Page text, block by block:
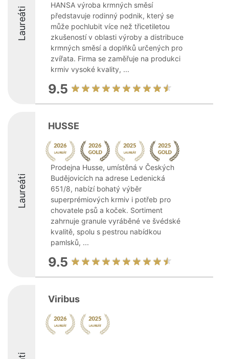
Laureáti
HANSA výroba krmných směsí
představuje rodinný podnik, který se
může pochlubit více než třicetiletou
zkušeností v oblasti výroby a distribuce
krmných směsí a doplňků určených pro
zvířata. Firma se zaměřuje na produkci
krmiv vysoké kvality, ...
9.5
Laureáti
HUSSE
Prodejna Husse, umístěná v Českých
Budějovicích na adrese Ledenická
651/8, nabízí bohatý výběr
superprémiových krmiv i potřeb pro
chovatele psů a koček. Sortiment
zahrnuje granule vyráběné ve švédské
kvalitě, spolu s pestrou nabídkou
pamlsků, ...
9.5
Viribus